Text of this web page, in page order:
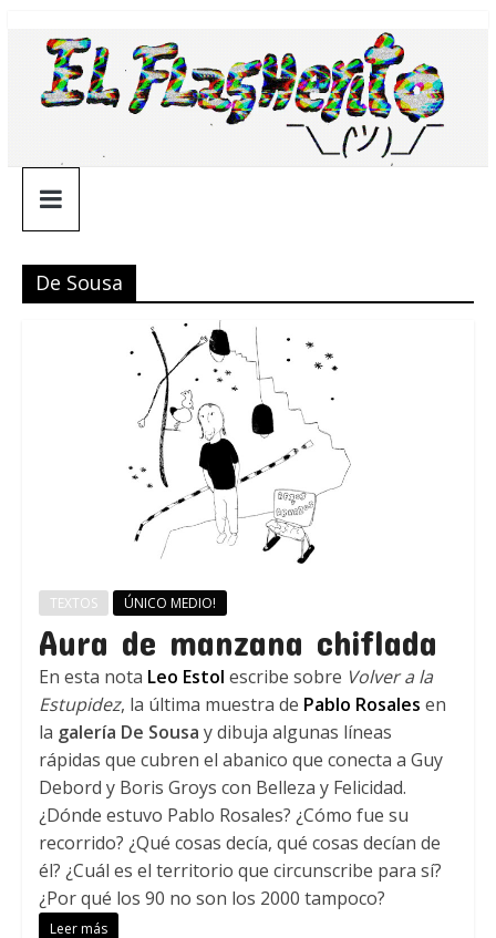
contenido
¯\_(ツ)_/
¯
De Sousa
TEXTOS ÚNICO MEDIO!
Aura de manzana chiflada
En esta nota Leo Estol escribe sobre Volver a la
Estupidez, la última muestra de Pablo Rosales en
la galería De Sousa y dibuja algunas líneas
rápidas que cubren el abanico que conecta a Guy
Debord y Boris Groys con Belleza y Felicidad.
¿Dónde estuvo Pablo Rosales? ¿Cómo fue su
recorrido? ¿Qué cosas decía, qué cosas decían de
él? ¿Cuál es el territorio que circunscribe para sí?
¿Por qué los 90 no son los 2000 tampoco?
Leer más